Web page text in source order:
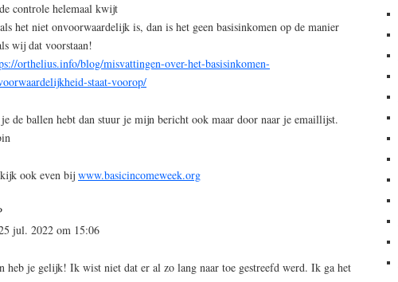
controle helemaal kwijt
het niet onvoorwaardelijk is, dan is het geen basisinkomen op de manier
wij dat voorstaan!
orthelius.info/blog/misvattingen-over-het-basisinkomen-
staat-voorop/
de ballen hebt dan stuur je mijn bericht ook maar door naar je emaillijst.
ook even bij www.basicincomeweek.org
jul. 2022 om 15:06
heb je gelijk! Ik wist niet dat er al zo lang naar toe gestreefd werd. Ik ga het